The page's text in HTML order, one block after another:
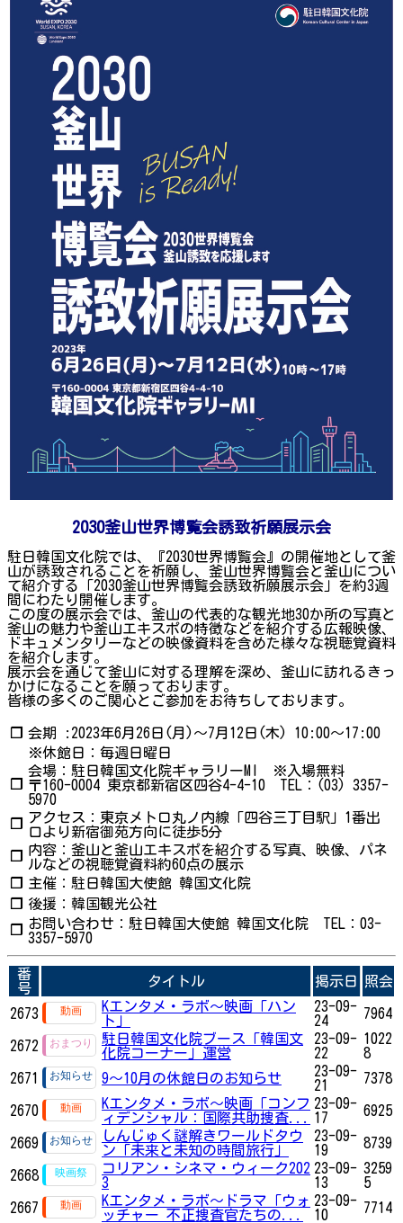
2030釜山世界博覧会誘致祈願展示会
駐日韓国文化院では、『2030世界博覧会』の開催地として釜
山が誘致されることを祈願し、釜山世界博覧会と釜山につい
て紹介する「2030釜山世界博覧会誘致祈願展示会」を約3週
間にわたり開催します。
この度の展示会では、釜山の代表的な観光地30か所の写真と
釜山の魅力や釜山エキスポの特徴などを紹介する広報映像、
ドキュメンタリーなどの映像資料を含めた様々な視聴覚資料
を紹介します。
展示会を通じて釜山に対する理解を深め、釜山に訪れるきっ
かけになることを願っております。
皆様の多くのご関心とご参加をお待ちしております。
❐ 会期 :2023年6月26日(月)～7月12日(木) 10:00～17:00
※休館日：毎週日曜日
❐
会場：駐日韓国文化院ギャラリーMI ※入場無料
〒160-0004 東京都新宿区四谷4-4-10 TEL：(03) 3357-
5970
❐ アクセス：東京メトロ丸ノ内線「四谷三丁目駅」1番出
口より新宿御苑方向に徒歩5分
❐ 内容：釜山と釜山エキスポを紹介する写真、映像、パネ
ルなどの視聴覚資料約60点の展示
❐ 主催：駐日韓国大使館 韓国文化院
❐ 後援：韓国観光公社
❐
お問い合わせ：駐日韓国大使館 韓国文化院 TEL：03-
3357-5970
番
号
タイトル 掲示日 照会
2673
Kエンタメ・ラボ～映画「ハン
ト」
23-09-
24
7964
2672
駐日韓国文化院ブース「韓国文
化院コーナー」運営
23-09-
22
1022
8
2671
9～10月の休館日のお知らせ
23-09-
21
7378
2670
Kエンタメ・ラボ～映画「コンフ
ィデンシャル：国際共助捜査...
23-09-
17
6925
2669
しんじゅく謎解きワールドタウ
ン「未来と未知の時間旅行」
23-09-
19
8739
2668
コリアン・シネマ・ウィーク202
3
23-09-
13
3259
5
2667
Kエンタメ・ラボ～ドラマ「ウォ
ッチャー 不正捜査官たちの...
23-09-
10
7714